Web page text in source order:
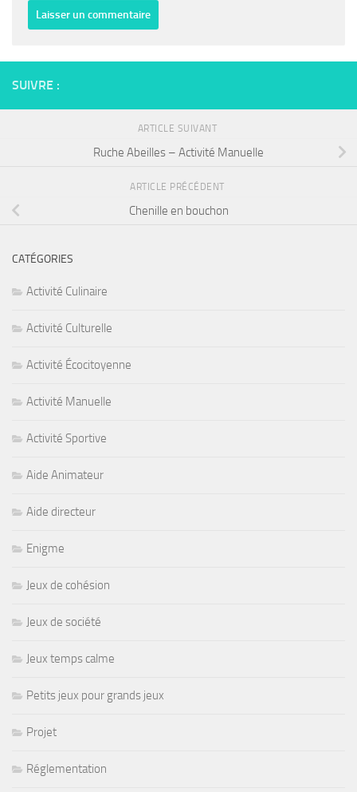
SUIVRE :
ARTICLE SUIVANT
Ruche Abeilles – Activité Manuelle
ARTICLE PRÉCÉDENT
Chenille en bouchon
CATÉGORIES
Activité Culinaire
Activité Culturelle
Activité Écocitoyenne
Activité Manuelle
Activité Sportive
Aide Animateur
Aide directeur
Enigme
Jeux de cohésion
Jeux de société
Jeux temps calme
Petits jeux pour grands jeux
Projet
Réglementation